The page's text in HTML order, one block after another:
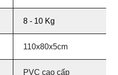
8 - 10 Kg
110x80x5cm
PVC cao cấp